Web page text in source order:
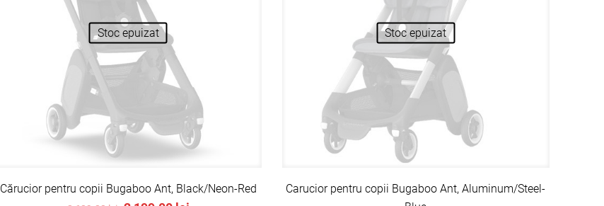
Stoc epuizat
Cărucior pentru copii Bugaboo Ant, Black/Neon-Red
Stoc epuizat
Carucior pentru copii Bugaboo Ant, Aluminum/Steel-